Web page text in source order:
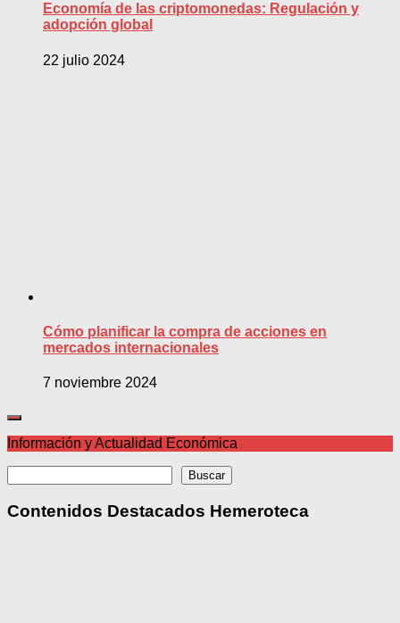
Economía de las criptomonedas: Regulación y
adopción global
22 julio 2024
Cómo planificar la compra de acciones en
mercados internacionales
7 noviembre 2024
Información y Actualidad Económica
Buscar
Contenidos Destacados Hemeroteca